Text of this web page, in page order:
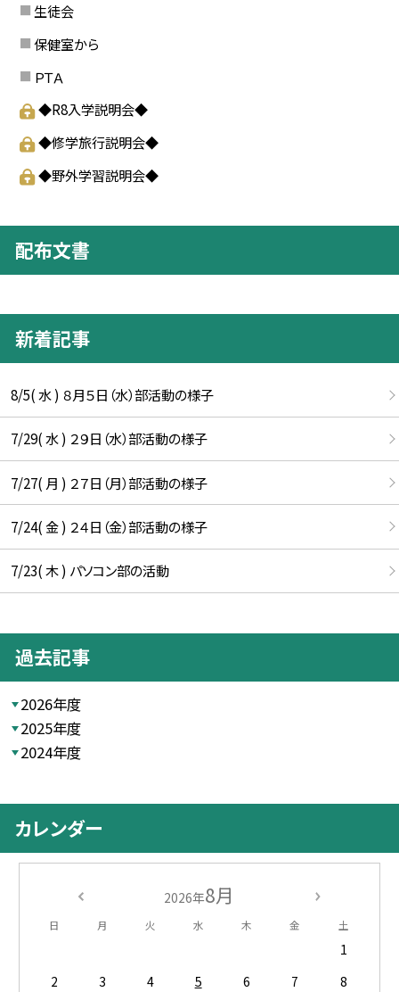
生徒会
保健室から
ＰＴＡ
◆R8入学説明会◆
◆修学旅行説明会◆
◆野外学習説明会◆
配布文書
新着記事
8/5( 水 ) ８月５日（水）部活動の様子
7/29( 水 ) ２９日（水）部活動の様子
7/27( 月 ) ２７日（月）部活動の様子
7/24( 金 ) ２４日（金）部活動の様子
7/23( 木 ) パソコン部の活動
過去記事
2026年度
2025年度
2024年度
カレンダー
2026年8月
日 月 火 水 木 金 土
1
2
3 4 5 6 7
8